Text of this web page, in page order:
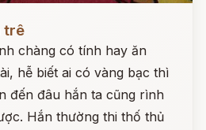
trê
chàng có tính hay ăn
hễ biết ai có vàng bạc thì
đến đâu hắn ta cũng rình
Hắn thường thi thố thủ